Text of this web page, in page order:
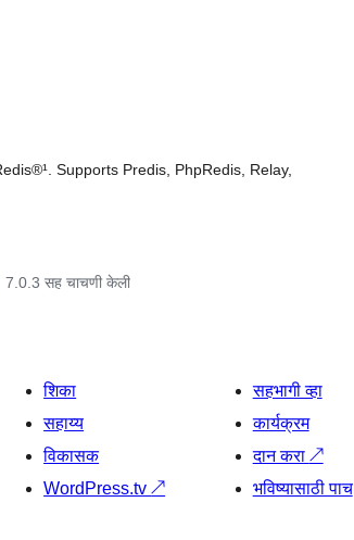
Supports Predis, PhpRedis, Relay,
7.0.3 सह चाचणी केली
शिका
सहाय्य
विकासक
WordPress.tv↗
सहभागी व्हा
कार्यक्रम
दान करा ↗
भविष्यासाठी पाच